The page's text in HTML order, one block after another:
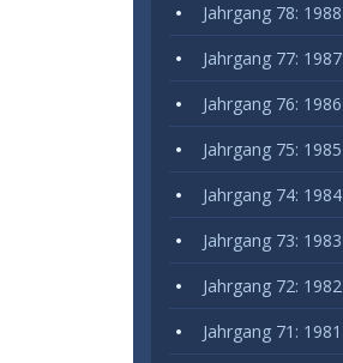
Jahrgang 78: 1988
Jahrgang 77: 1987
Jahrgang 76: 1986
Jahrgang 75: 1985
Jahrgang 74: 1984
Jahrgang 73: 1983
Jahrgang 72: 1982
Jahrgang 71: 1981